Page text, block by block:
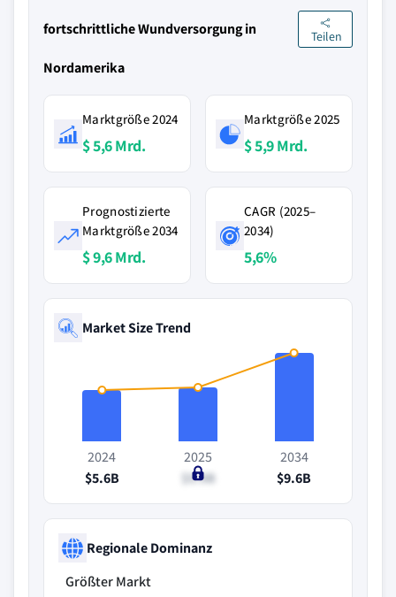
fortschrittliche Wundversorgung in
Nordamerika
Teilen
Marktgröße 2024
$ 5,6 Mrd.
Marktgröße 2025
$ 5,9 Mrd.
Prognostizierte
Marktgröße 2034
$ 9,6 Mrd.
CAGR (2025–
2034)
5,6%
Market Size Trend
2024
$5.6B
2025
$5.9B
2034
$9.6B
Regionale Dominanz
Größter Markt